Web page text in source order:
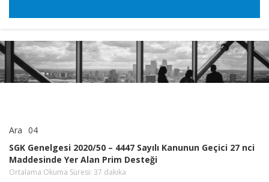
Ara 04
2020/50
–
4447
SGK Genelgesi 2020/50 – 4447 Sayılı Kanunun Geçici 27 nci
Maddesinde Yer Alan Prim Desteği
Ortalama Okuma Süresi: 37 dakika